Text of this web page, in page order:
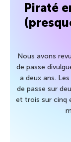
Piraté
Nous avons
de passe
a deux ans.
de passe sur
et trois sur cinq